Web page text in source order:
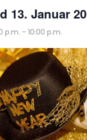
13. Januar
p.m. - 10:00 p.m.